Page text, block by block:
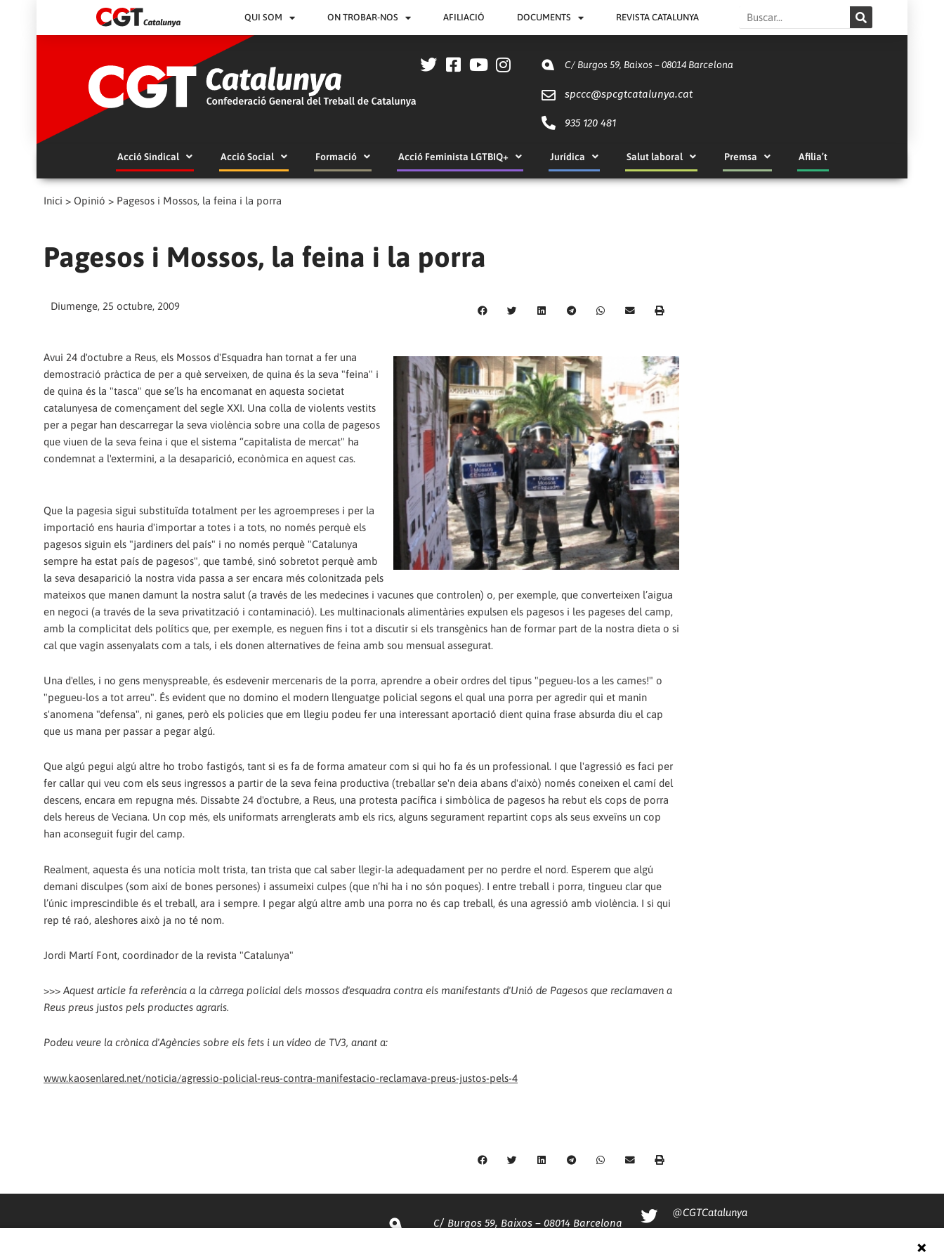
QUI SOM ON TROBAR-NOS AFILIACIÓ DOCUMENTS REVISTA CATALUNYA Search
C/ Burgos 59, Baixos – 08014 Barcelona
spccc@spcgtcatalunya.cat
935 120 481
Acció Sindical Acció Social Formació Acció Feminista LGTBIQ+ Jurídica Salut laboral Premsa Afilia’t
Inici > Opinió > Pagesos i Mossos, la feina i la porra
Pagesos i Mossos, la feina i la porra
Diumenge, 25 octubre, 2009
Avui 24 d'octubre a Reus, els Mossos d'Esquadra han tornat a fer una
demostració pràctica de per a què serveixen, de quina és la seva "feina" i
de quina és la "tasca" que se’ls ha encomanat en aquesta societat
catalunyesa de començament del segle XXI. Una colla de violents vestits
per a pegar han descarregar la seva violència sobre una colla de pagesos
que viuen de la seva feina i que el sistema “capitalista de mercat" ha
condemnat a l'extermini, a la desaparició, econòmica en aquest cas.
Que la pagesia sigui substituïda totalment per les agroempreses i per la
importació ens hauria d'importar a totes i a tots, no només perquè els
pagesos siguin els "jardiners del país" i no només perquè "Catalunya
sempre ha estat país de pagesos", que també, sinó sobretot perquè amb
la seva desaparició la nostra vida passa a ser encara més colonitzada pels
mateixos que manen damunt la nostra salut (a través de les medecines i vacunes que controlen) o, per exemple, que converteixen l’aigua
en negoci (a través de la seva privatització i contaminació). Les multinacionals alimentàries expulsen els pagesos i les pageses del camp,
amb la complicitat dels polítics que, per exemple, es neguen fins i tot a discutir si els transgènics han de formar part de la nostra dieta o si
cal que vagin assenyalats com a tals, i els donen alternatives de feina amb sou mensual assegurat.
Una d'elles, i no gens menyspreable, és esdevenir mercenaris de la porra, aprendre a obeir ordres del tipus "pegueu-los a les cames!" o
"pegueu-los a tot arreu". És evident que no domino el modern llenguatge policial segons el qual una porra per agredir qui et manin
s'anomena "defensa", ni ganes, però els policies que em llegiu podeu fer una interessant aportació dient quina frase absurda diu el cap
que us mana per passar a pegar algú.
Que algú pegui algú altre ho trobo fastigós, tant si es fa de forma amateur com si qui ho fa és un professional. I que l'agressió es faci per
fer callar qui veu com els seus ingressos a partir de la seva feina productiva (treballar se'n deia abans d'això) només coneixen el camí del
descens, encara em repugna més. Dissabte 24 d'octubre, a Reus, una protesta pacífica i simbòlica de pagesos ha rebut els cops de porra
dels hereus de Veciana. Un cop més, els uniformats arrenglerats amb els rics, alguns segurament repartint cops als seus exveïns un cop
han aconseguit fugir del camp.
Realment, aquesta és una notícia molt trista, tan trista que cal saber llegir-la adequadament per no perdre el nord. Esperem que algú
demani disculpes (som així de bones persones) i assumeixi culpes (que n’hi ha i no són poques). I entre treball i porra, tingueu clar que
l’únic imprescindible és el treball, ara i sempre. I pegar algú altre amb una porra no és cap treball, és una agressió amb violència. I si qui
rep té raó, aleshores això ja no té nom.
Jordi Martí Font, coordinador de la revista "Catalunya"
>>> Aquest article fa referència a la càrrega policial dels mossos d'esquadra contra els manifestants d'Unió de Pagesos que reclamaven a
Reus preus justos pels productes agraris.
Podeu veure la crònica d'Agències sobre els fets i un vídeo de TV3, anant a:
www.kaosenlared.net/noticia/agressio-policial-reus-contra-manifestacio-reclamava-preus-justos-pels-4
C/ Burgos 59, Baixos – 08014 Barcelona
@CGTCatalunya